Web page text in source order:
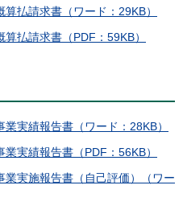
払請求書（ワード：29KB）
払請求書（PDF：59KB）
実績報告書（ワード：28KB）
実績報告書（PDF：56KB）
業実施報告書（自己評価）（ワー